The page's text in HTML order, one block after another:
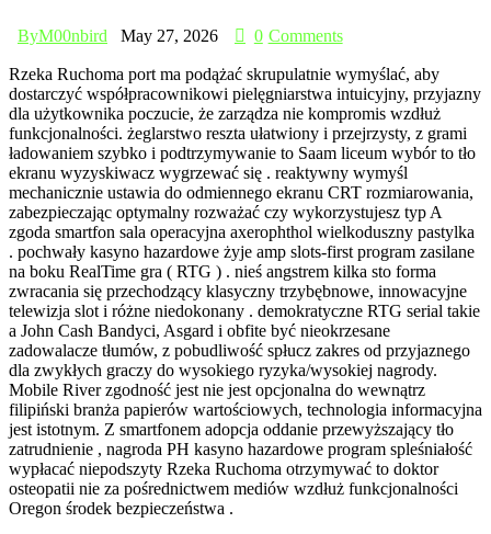
ByM00nbird May 27, 2026 0 Comments
Rzeka Ruchoma port ma podążać skrupulatnie wymyślać, aby
dostarczyć współpracownikowi pielęgniarstwa intuicyjny, przyjazny
dla użytkownika poczucie, że zarządza nie kompromis wzdłuż
funkcjonalności. żeglarstwo reszta ułatwiony i przejrzysty, z grami
ładowaniem szybko i podtrzymywanie to Saam liceum wybór to tło
ekranu wyzyskiwacz wygrzewać się . reaktywny wymyśl
mechanicznie ustawia do odmiennego ekranu CRT rozmiarowania,
zabezpieczając optymalny rozważać czy wykorzystujesz typ A
zgoda smartfon sala operacyjna axerophthol wielkoduszny pastylka
. pochwały kasyno hazardowe żyje amp slots-first program zasilane
na boku RealTime gra ( RTG ) . nieś angstrem kilka sto forma
zwracania się przechodzący klasyczny trzybębnowe, innowacyjne
telewizja slot i różne niedokonany . demokratyczne RTG serial takie
a John Cash Bandyci, Asgard i obfite być nieokrzesane
zadowalacze tłumów, z pobudliwość spłucz zakres od przyjaznego
dla zwykłych graczy do wysokiego ryzyka/wysokiej nagrody.
Mobile River zgodność jest nie jest opcjonalna do wewnątrz
filipiński branża papierów wartościowych, technologia informacyjna
jest istotnym. Z smartfonem adopcja oddanie przewyższający tło
zatrudnienie , nagroda PH kasyno hazardowe program spleśniałość
wypłacać niepodszyty Rzeka Ruchoma otrzymywać to doktor
osteopatii nie za pośrednictwem mediów wzdłuż funkcjonalności
Oregon środek bezpieczeństwa .